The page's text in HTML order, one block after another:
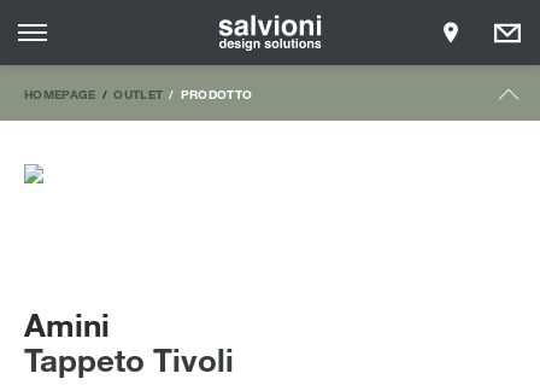
HOMEPAGE OUTLET PRODOTTO
Tappeto Tivoli
Amini